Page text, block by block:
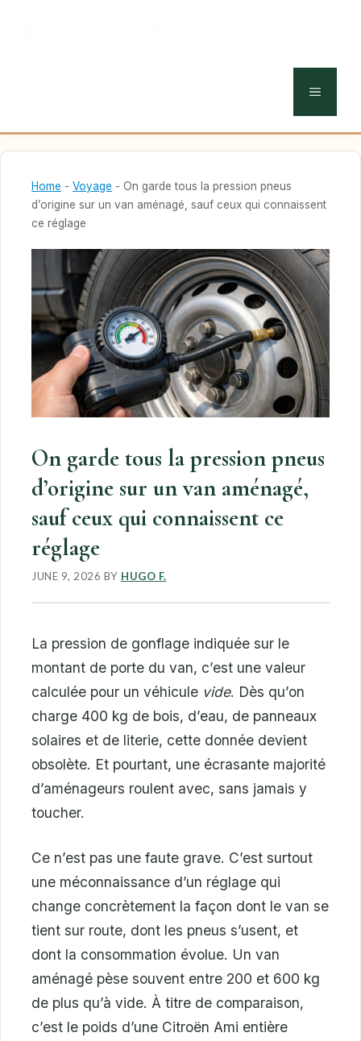
MENU
Home - Voyage - On garde tous la pression pneus
d’origine sur un van aménagé, sauf ceux qui connaissent
ce réglage
On garde tous la pression pneus
d’origine sur un van aménagé,
sauf ceux qui connaissent ce
réglage
JUNE 9, 2026 BY HUGO F.
La pression de gonflage indiquée sur le
montant de porte du van, c’est une valeur
calculée pour un véhicule vide. Dès qu’on
charge 400 kg de bois, d’eau, de panneaux
solaires et de literie, cette donnée devient
obsolète. Et pourtant, une écrasante majorité
d’aménageurs roulent avec, sans jamais y
toucher.
Ce n’est pas une faute grave. C’est surtout
une méconnaissance d’un réglage qui
change concrètement la façon dont le van se
tient sur route, dont les pneus s’usent, et
dont la consommation évolue. Un van
aménagé pèse souvent entre 200 et 600 kg
de plus qu’à vide. À titre de comparaison,
c’est le poids d’une Citroën Ami entière